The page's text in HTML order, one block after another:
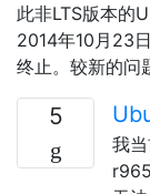
此非LTS版本的
2014年10月23
终止。较新的问
5
我